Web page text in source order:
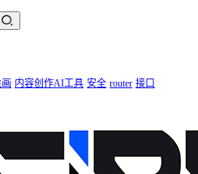
内容创作AI工具 安全 router 接口